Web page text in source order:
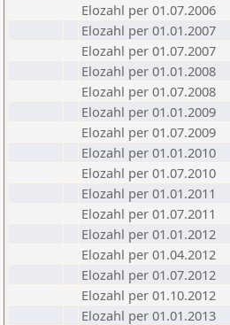
Elozahl per 01.07.2006
Elozahl per 01.01.2007
Elozahl per 01.07.2007
Elozahl per 01.01.2008
Elozahl per 01.07.2008
Elozahl per 01.01.2009
Elozahl per 01.07.2009
Elozahl per 01.01.2010
Elozahl per 01.07.2010
Elozahl per 01.01.2011
Elozahl per 01.07.2011
Elozahl per 01.01.2012
Elozahl per 01.04.2012
Elozahl per 01.07.2012
Elozahl per 01.10.2012
Elozahl per 01.01.2013